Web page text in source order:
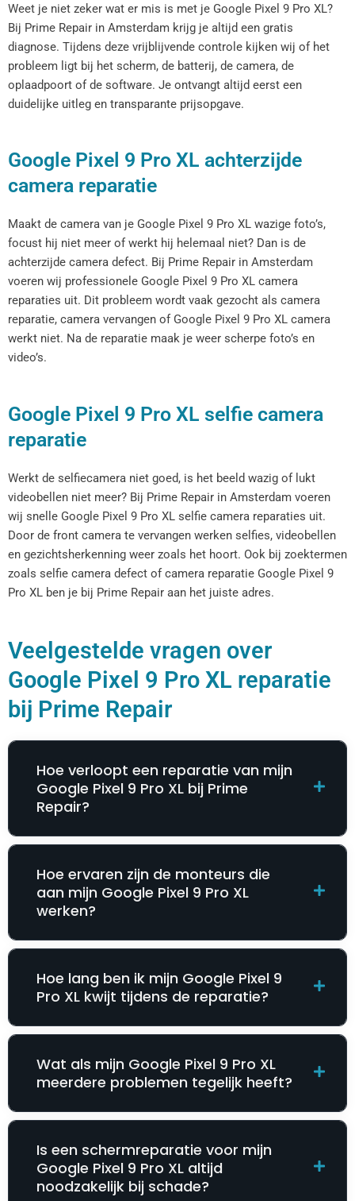
Weet je niet zeker wat er mis is met je Google Pixel 9 Pro XL?
Bij Prime Repair in Amsterdam krijg je altijd een gratis
diagnose. Tijdens deze vrijblijvende controle kijken wij of het
probleem ligt bij het scherm, de batterij, de camera, de
oplaadpoort of de software. Je ontvangt altijd eerst een
duidelijke uitleg en transparante prijsopgave.
Google Pixel 9 Pro XL achterzijde
camera reparatie
Maakt de camera van je Google Pixel 9 Pro XL wazige foto’s,
focust hij niet meer of werkt hij helemaal niet? Dan is de
achterzijde camera defect. Bij Prime Repair in Amsterdam
voeren wij professionele Google Pixel 9 Pro XL camera
reparaties uit. Dit probleem wordt vaak gezocht als camera
reparatie, camera vervangen of Google Pixel 9 Pro XL camera
werkt niet. Na de reparatie maak je weer scherpe foto’s en
video’s.
Google Pixel 9 Pro XL selfie camera
reparatie
Werkt de selfiecamera niet goed, is het beeld wazig of lukt
videobellen niet meer? Bij Prime Repair in Amsterdam voeren
wij snelle Google Pixel 9 Pro XL selfie camera reparaties uit.
Door de front camera te vervangen werken selfies, videobellen
en gezichtsherkenning weer zoals het hoort. Ook bij zoektermen
zoals selfie camera defect of camera reparatie Google Pixel 9
Pro XL ben je bij Prime Repair aan het juiste adres.
Veelgestelde vragen over
Google Pixel 9 Pro XL reparatie
bij Prime Repair
Hoe verloopt een reparatie van mijn
Google Pixel 9 Pro XL bij Prime
Repair?
Hoe ervaren zijn de monteurs die
aan mijn Google Pixel 9 Pro XL
werken?
Hoe lang ben ik mijn Google Pixel 9
Pro XL kwijt tijdens de reparatie?
Wat als mijn Google Pixel 9 Pro XL
meerdere problemen tegelijk heeft?
Is een schermreparatie voor mijn
Google Pixel 9 Pro XL altijd
noodzakelijk bij schade?